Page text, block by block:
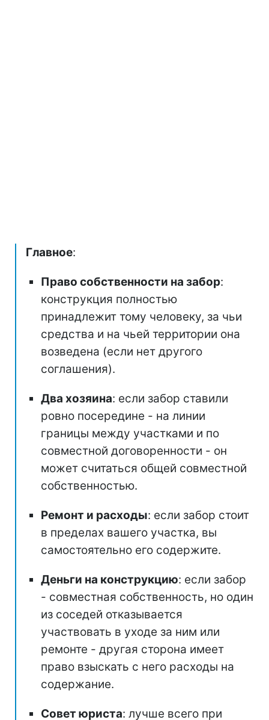
Главное:
Право собственности на забор:
конструкция полностью
принадлежит тому человеку, за чьи
средства и на чьей территории она
возведена (если нет другого
соглашения).
Два хозяина: если забор ставили
ровно посередине - на линии
границы между участками и по
совместной договоренности - он
может считаться общей совместной
собственностью.
Ремонт и расходы: если забор стоит
в пределах вашего участка, вы
самостоятельно его содержите.
Деньги на конструкцию: если забор
- совместная собственность, но один
из соседей отказывается
участвовать в уходе за ним или
ремонте - другая сторона имеет
право взыскать с него расходы на
содержание.
Совет юриста: лучше всего при